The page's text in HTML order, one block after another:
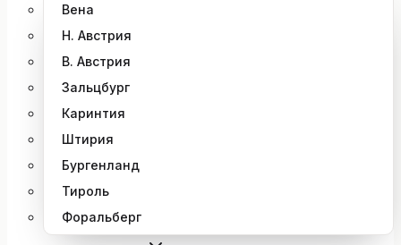
Вена
Н. Австрия
В. Австрия
Зальцбург
Каринтия
Штирия
Бургенланд
Тироль
Форальберг